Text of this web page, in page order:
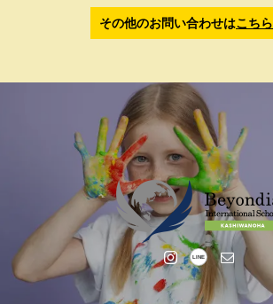
その他のお問い合わせはこちら